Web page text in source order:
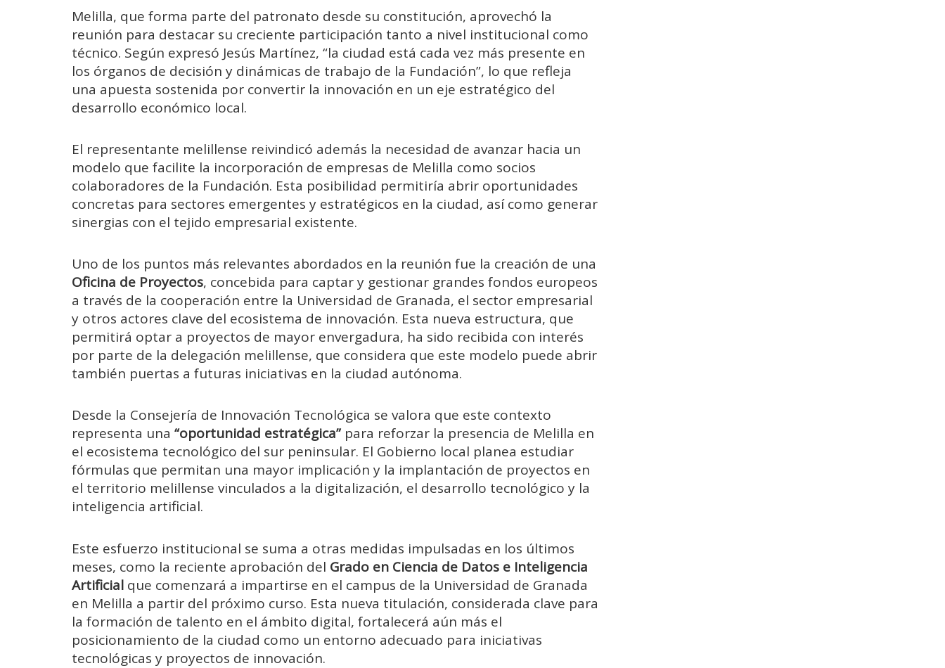
Melilla, que forma parte del patronato desde su constitución, aprovechó la
reunión para destacar su creciente participación tanto a nivel institucional como
técnico. Según expresó Jesús Martínez, “la ciudad está cada vez más presente en
los órganos de decisión y dinámicas de trabajo de la Fundación”, lo que refleja
una apuesta sostenida por convertir la innovación en un eje estratégico del
desarrollo económico local.
El representante melillense reivindicó además la necesidad de avanzar hacia un
modelo que facilite la incorporación de empresas de Melilla como socios
colaboradores de la Fundación. Esta posibilidad permitiría abrir oportunidades
concretas para sectores emergentes y estratégicos en la ciudad, así como generar
sinergias con el tejido empresarial existente.
Uno de los puntos más relevantes abordados en la reunión fue la creación de una
Oficina de Proyectos, concebida para captar y gestionar grandes fondos europeos
a través de la cooperación entre la Universidad de Granada, el sector empresarial
y otros actores clave del ecosistema de innovación. Esta nueva estructura, que
permitirá optar a proyectos de mayor envergadura, ha sido recibida con interés
por parte de la delegación melillense, que considera que este modelo puede abrir
también puertas a futuras iniciativas en la ciudad autónoma.
Desde la Consejería de Innovación Tecnológica se valora que este contexto
representa una “oportunidad estratégica” para reforzar la presencia de Melilla en
el ecosistema tecnológico del sur peninsular. El Gobierno local planea estudiar
fórmulas que permitan una mayor implicación y la implantación de proyectos en
el territorio melillense vinculados a la digitalización, el desarrollo tecnológico y la
inteligencia artificial.
Este esfuerzo institucional se suma a otras medidas impulsadas en los últimos
meses, como la reciente aprobación del Grado en Ciencia de Datos e Inteligencia
Artificial que comenzará a impartirse en el campus de la Universidad de Granada
en Melilla a partir del próximo curso. Esta nueva titulación, considerada clave para
la formación de talento en el ámbito digital, fortalecerá aún más el
posicionamiento de la ciudad como un entorno adecuado para iniciativas
tecnológicas y proyectos de innovación.